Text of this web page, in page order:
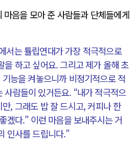
음을 모아 준 사람들과 단체들에게
서는 튤립연대가 가장 적극적으로
을 하고 싶어요. 그리고 제가 올해 초
능을 켜놓으니까 비정기적으로 적
사람들이 있거든요. “내가 적극적으
, 그래도 밥 잘 드시고, 커피나 한
겠다.” 이런 마음을 보내주시는 거
인사를 드립니다.”